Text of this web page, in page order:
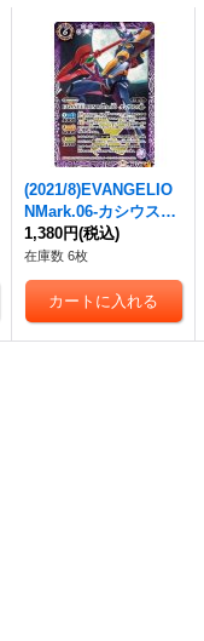
(2021/8)EVANGELIO
N Mark.06-カシウスの
槍-【X】{CB21-X01}
《紫》
1,380円(税込)
在庫数 6枚